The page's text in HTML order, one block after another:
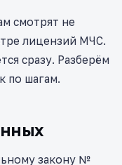
смотрят не
лицензий МЧС.
сразу. Разберём
по шагам.
закону №